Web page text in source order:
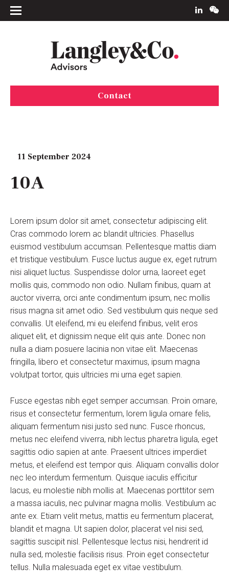
Contact
11 September 2024
10A
Lorem ipsum dolor sit amet, consectetur adipiscing elit.
Cras commodo lorem ac blandit ultricies. Phasellus
euismod vestibulum accumsan. Pellentesque mattis diam
et tristique vestibulum. Fusce luctus augue ex, eget rutrum
nisi aliquet luctus. Suspendisse dolor urna, laoreet eget
mollis quis, commodo non odio. Nullam finibus, quam at
auctor viverra, orci ante condimentum ipsum, nec mollis
risus magna sit amet odio. Sed vestibulum quis neque sed
convallis. Ut eleifend, mi eu eleifend finibus, velit eros
aliquet elit, et dignissim neque elit quis ante. Donec non
nulla a diam posuere lacinia non vitae elit. Maecenas
fringilla, libero et consectetur maximus, ipsum magna
volutpat tortor, quis ultricies mi urna eget sapien.
Fusce egestas nibh eget semper accumsan. Proin ornare,
risus et consectetur fermentum, lorem ligula ornare felis,
aliquam fermentum nisi justo sed nunc. Fusce rhoncus,
metus nec eleifend viverra, nibh lectus pharetra ligula, eget
sagittis odio sapien at ante. Praesent ultrices imperdiet
metus, et eleifend est tempor quis. Aliquam convallis dolor
nec leo interdum fermentum. Quisque iaculis efficitur
lacus, eu molestie nibh mollis at. Maecenas porttitor sem
a massa iaculis, nec pulvinar magna mollis. Vestibulum ac
ante ex. Etiam velit metus, mattis eu fermentum placerat,
blandit et magna. Ut sapien dolor, placerat vel nisi sed,
sagittis suscipit nisl. Pellentesque lectus nisi, hendrerit id
nulla sed, molestie facilisis risus. Proin eget consectetur
tellus. Nulla malesuada eget ex vitae vestibulum.